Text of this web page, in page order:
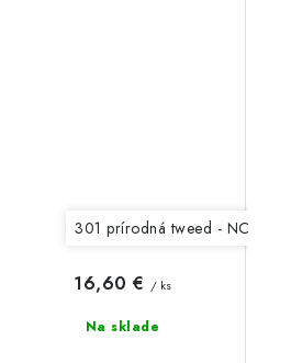
301 prírodná tweed - NOVÁ
Na sklade
16,60 € / ks